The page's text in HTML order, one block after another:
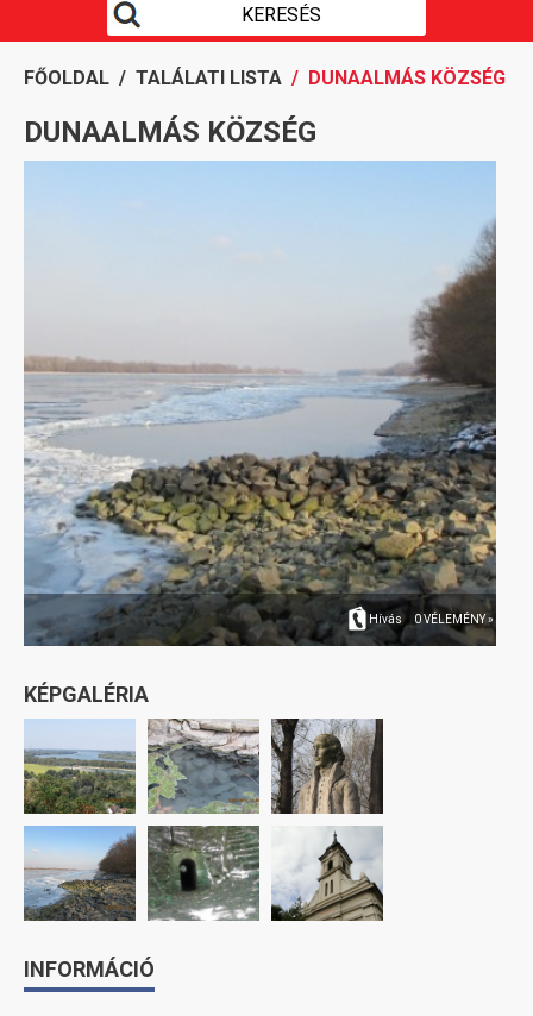
FŐOLDAL / TALÁLATI LISTA / DUNAALMÁS KÖZSÉG
DUNAALMÁS KÖZSÉG
Hívás 0 VÉLEMÉNY »
KÉPGALÉRIA
INFORMÁCIÓ